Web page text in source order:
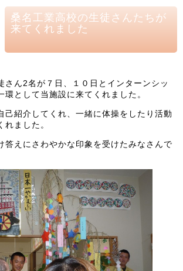
桑名工業高校の生徒さんたちが
来てくれました
さん2名が７日、１０日とインターンシッ
環として当施設に来てくれました。
己紹介してくれ、一緒に体操をしたり活動
ました。
答えにさわやかな印象を受けたみなさんで